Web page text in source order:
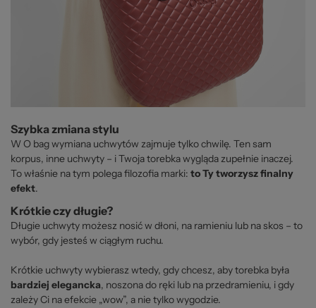
Szybka zmiana stylu
W O bag wymiana uchwytów zajmuje tylko chwilę. Ten sam
korpus, inne uchwyty – i Twoja torebka wygląda zupełnie inaczej.
To właśnie na tym polega filozofia marki: to Ty tworzysz finalny
efekt.
Krótkie czy długie?
Długie uchwyty możesz nosić w dłoni, na ramieniu lub na skos – to
wybór, gdy jesteś w ciągłym ruchu.
Krótkie uchwyty wybierasz wtedy, gdy chcesz, aby torebka była
bardziej elegancka, noszona do ręki lub na przedramieniu, i gdy
zależy Ci na efekcie „wow”, a nie tylko wygodzie.